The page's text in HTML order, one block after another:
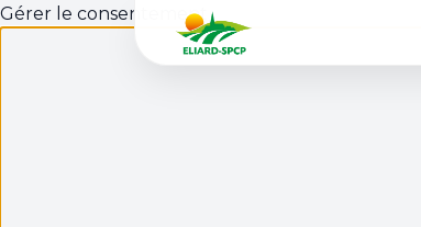
Gérer le consentement